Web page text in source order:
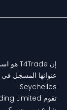
Seychelles.